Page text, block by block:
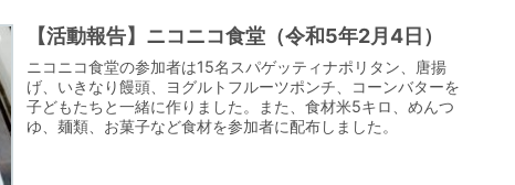
【活動報告】ニコニコ食堂（令和5年2月4日）
ニコニコ食堂の参加者は15名スパゲッティナポリタン、唐揚
げ、いきなり饅頭、ヨグルトフルーツポンチ、コーンバターを
子どもたちと一緒に作りました。また、食材米5キロ、めんつ
ゆ、麺類、お菓子など食材を参加者に配布しました。